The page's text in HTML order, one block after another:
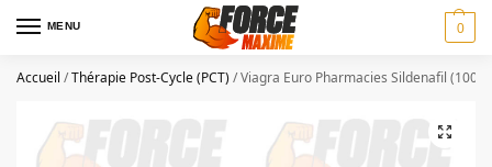
MENU 0
Accueil /Thérapie Post-Cycle (PCT)/Viagra Euro Pharmacies Sildenafil (100